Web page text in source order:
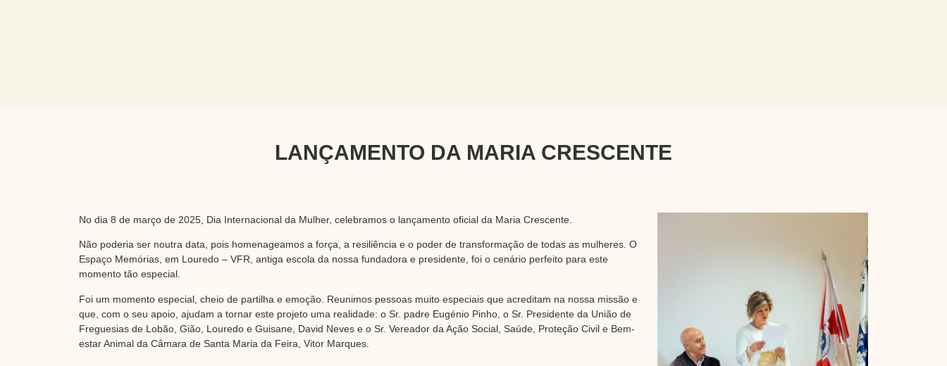
LANÇAMENTO DA MARIA CRESCENTE
No dia 8 de março de 2025, Dia Internacional da Mulher, celebramos o lançamento oficial da Maria Crescente.
Não poderia ser noutra data, pois homenageamos a força, a resiliência e o poder de transformação de todas as mulheres. O
Espaço Memórias, em Louredo – VFR, antiga escola da nossa fundadora e presidente, foi o cenário perfeito para este
momento tão especial.
Foi um momento especial, cheio de partilha e emoção. Reunimos pessoas muito especiais que acreditam na nossa missão e
que, com o seu apoio, ajudam a tornar este projeto uma realidade: o Sr. padre Eugénio Pinho, o Sr. Presidente da União de
Freguesias de Lobão, Gião, Louredo e Guisane, David Neves e o Sr. Vereador da Ação Social, Saúde, Proteção Civil e Bem-
estar Animal da Câmara de Santa Maria da Feira, Vitor Marques.